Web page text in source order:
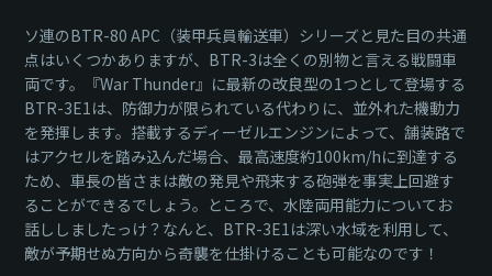
ソ連のBTR-80 APC（装甲兵員輸送車）シリーズと見た目の共通
点はいくつかありますが、BTR-3は全くの別物と言える戦闘車
両です。『War Thunder』に最新の改良型の1つとして登場する
BTR-3E1は、防御力が限られている代わりに、並外れた機動力
を発揮します。搭載するディーゼルエンジンによって、舗装路で
はアクセルを踏み込んだ場合、最高速度約100km/hに到達する
ため、車長の皆さまは敵の発見や飛来する砲弾を事実上回避す
ることができるでしょう。ところで、水陸両用能力についてお
話ししましたっけ？なんと、BTR-3E1は深い水域を利用して、
敵が予期せぬ方向から奇襲を仕掛けることも可能なのです！